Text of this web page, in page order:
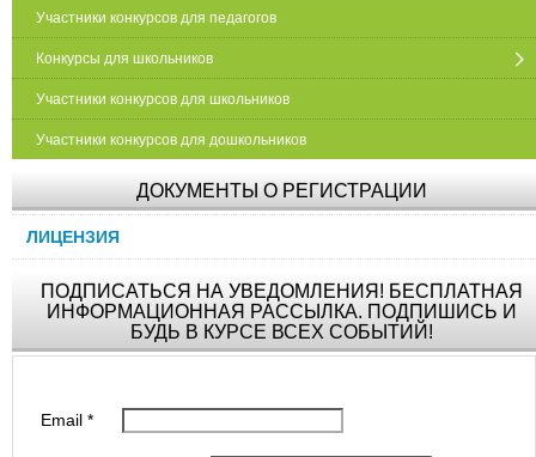
Участники конкурсов для педагогов
Конкурсы для школьников
Участники конкурсов для школьников
Участники конкурсов для дошкольников
ДОКУМЕНТЫ О РЕГИСТРАЦИИ
ЛИЦЕНЗИЯ
ПОДПИСАТЬСЯ НА УВЕДОМЛЕНИЯ! БЕСПЛАТНАЯ
ИНФОРМАЦИОННАЯ РАССЫЛКА. ПОДПИШИСЬ И
БУДЬ В КУРСЕ ВСЕХ СОБЫТИЙ!
Email*